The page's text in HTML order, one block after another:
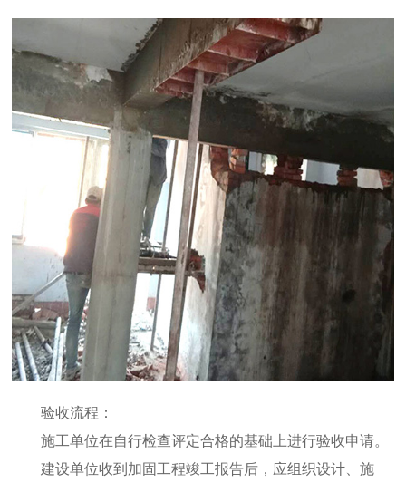
验收流程：
施工单位在自行检查评定合格的基础上进行验收申请。
建设单位收到加固工程竣工报告后，应组织设计、施